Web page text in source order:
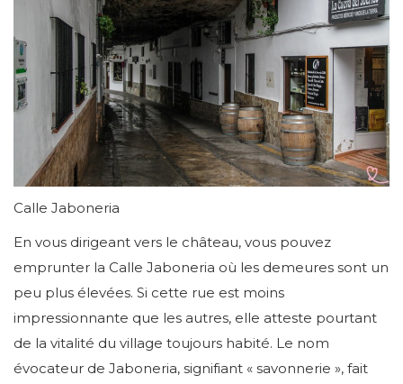
Calle Jaboneria
En vous dirigeant vers le château, vous pouvez
emprunter la Calle Jaboneria où les demeures sont un
peu plus élevées. Si cette rue est moins
impressionnante que les autres, elle atteste pourtant
de la vitalité du village toujours habité. Le nom
évocateur de Jaboneria, signifiant « savonnerie », fait